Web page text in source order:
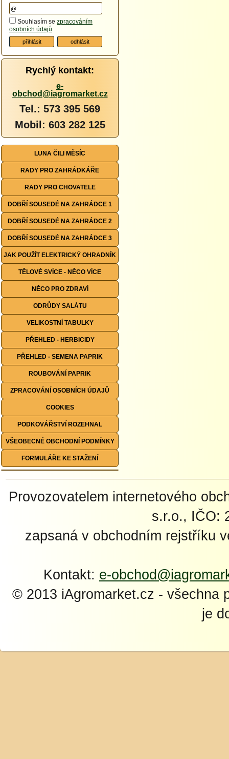
Souhlasím se zpracováním
osobních údajů
Rychlý kontakt:
e-
obchod@iagromarket.cz
Tel.: 573 395 569
Mobil: 603 282 125
LUNA ČILI MĚSÍC
RADY PRO ZAHRÁDKÁŘE
RADY PRO CHOVATELE
DOBŘÍ SOUSEDÉ NA ZAHRÁDCE 1
DOBŘÍ SOUSEDÉ NA ZAHRÁDCE 2
DOBŘÍ SOUSEDÉ NA ZAHRÁDCE 3
JAK POUŽÍT ELEKTRICKÝ OHRADNÍK
TĚLOVÉ SVÍCE - NĚCO VÍCE
NĚCO PRO ZDRAVÍ
ODRŮDY SALÁTU
VELIKOSTNÍ TABULKY
PŘEHLED - HERBICIDY
PŘEHLED - SEMENA PAPRIK
ROUBOVÁNÍ PAPRIK
ZPRACOVÁNÍ OSOBNÍCH ÚDAJŮ
COOKIES
PODKOVÁŘSTVÍ ROZEHNAL
VŠEOBECNÉ OBCHODNÍ PODMÍNKY
FORMULÁŘE KE STAŽENÍ
Provozovatelem internetového
s.r.o., IČO:
zapsaná v obchodním rejstříku
Kontakt: e-
© 2013 iAgromarket.cz - všechna
je